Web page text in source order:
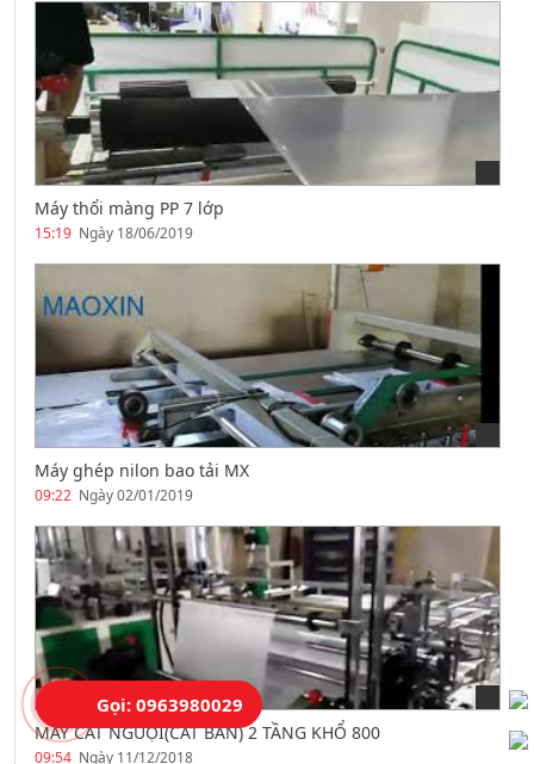
Máy thổi màng PP 7 lớp
15:19 Ngày 18/06/2019
Máy ghép nilon bao tải MX
09:22 Ngày 02/01/2019
MÁY CẮT NGUỘI(CẮT BÀN) 2 TẦNG KHỔ 800
09:54 Ngày 11/12/2018
Gọi: 0963980029